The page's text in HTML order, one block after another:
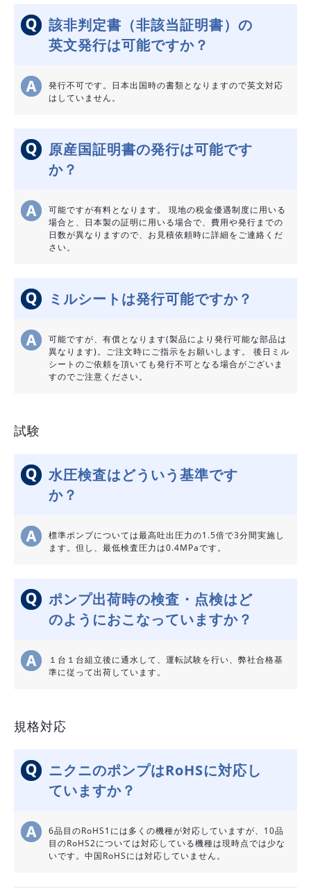
該非判定書（非該当証明書）の
英文発行は可能ですか？
発行不可です。日本出国時の書類となりますので英文対応
はしていません。
原産国証明書の発行は可能です
か？
可能ですが有料となります。 現地の税金優遇制度に用いる
場合と、日本製の証明に用いる場合で、費用や発行までの
日数が異なりますので、お見積依頼時に詳細をご連絡くだ
さい。
ミルシートは発行可能ですか？
可能ですが、有償となります(製品により発行可能な部品は
異なります)。ご注文時にご指示をお願いします。 後日ミル
シートのご依頼を頂いても発行不可となる場合がございま
すのでご注意ください。
試験
水圧検査はどういう基準です
か？
標準ポンプについては最高吐出圧力の1.5倍で3分間実施し
ます。但し、最低検査圧力は0.4MPaです。
ポンプ出荷時の検査・点検はど
のようにおこなっていますか？
１台１台組立後に通水して、運転試験を行い、弊社合格基
準に従って出荷しています。
規格対応
ニクニのポンプはRoHSに対応し
ていますか？
6品目のRoHS1には多くの機種が対応していますが、10品
目のRoHS2については対応している機種は現時点では少な
いです。中国RoHSには対応していません。